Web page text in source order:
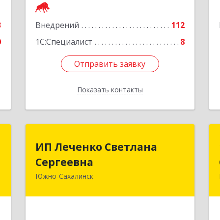
Внедрений
112
1С:Специалист
8
Отправить заявку
Показать контакты
Отправить заявку
Назад
ИП Леченко Светлана
Сергеевна
Южно-Сахалинск
Сергеевна
693020, Сахалинская обл, Южно-